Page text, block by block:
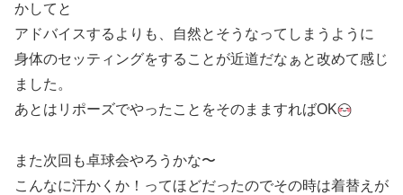
かしてと
アドバイスするよりも、自然とそうなってしまうように
身体のセッティングをすることが近道だなぁと改めて感じ
ました。
あとはリポーズでやったことをそのまますればOK
また次回も卓球会やろうかな〜
こんなに汗かくか！ってほどだったのでその時は着替えが